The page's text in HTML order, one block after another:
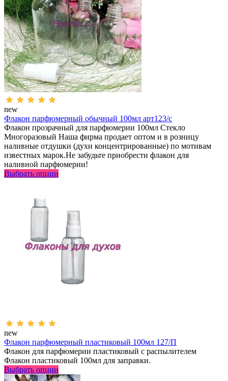
new
Флакон парфюмерный обычный 100мл арт123/с
Флакон прозрачный для парфюмерии 100мл Стекло
Многоразовый Наша фирма продает оптом и в розницу
наливные отдушки (духи концентрированные) по мотивам
известных марок.Не забудьте приобрести флакон для
наливной парфюмерии!
Выбрать опции
new
Флакон парфюмерный пластиковый 100мл 127/П
Флакон для парфюмерии пластиковый с распылителем
Флакон пластиковый 100мл для заправки.
Выбрать опции